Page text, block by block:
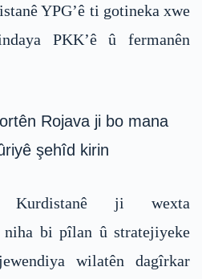
YPG’ê ti gotineka xwe
PKK’ê û fermanên
Rojava ji bo mana
şehîd kirin
Kurdistanê ji wexta
niha bi pîlan û stratejiyeke
wilatên dagîrkar